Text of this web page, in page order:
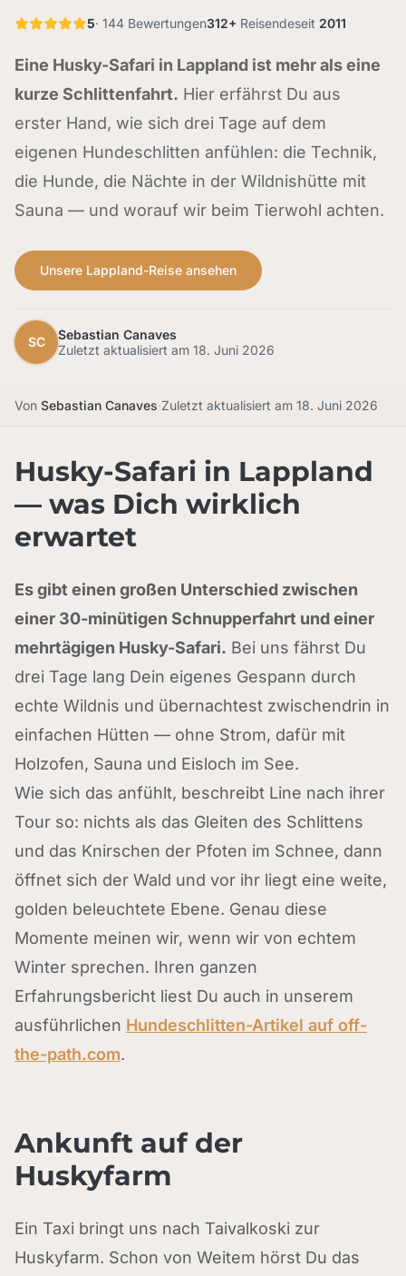
5· 144 Bewertungen312+ Reisendeseit 2011
Eine Husky-Safari in Lappland ist mehr als eine
kurze Schlittenfahrt. Hier erfährst Du aus
erster Hand, wie sich drei Tage auf dem
eigenen Hundeschlitten anfühlen: die Technik,
die Hunde, die Nächte in der Wildnishütte mit
Sauna — und worauf wir beim Tierwohl achten.
Unsere Lappland-Reise ansehen
SC
Sebastian Canaves
Zuletzt aktualisiert am 18. Juni 2026
Von Sebastian Canaves·Zuletzt aktualisiert am 18. Juni 2026
Husky-Safari in Lappland
— was Dich wirklich
erwartet
Es gibt einen großen Unterschied zwischen
einer 30-minütigen Schnupperfahrt und einer
mehrtägigen Husky-Safari. Bei uns fährst Du
drei Tage lang Dein eigenes Gespann durch
echte Wildnis und übernachtest zwischendrin in
einfachen Hütten — ohne Strom, dafür mit
Holzofen, Sauna und Eisloch im See.
Wie sich das anfühlt, beschreibt Line nach ihrer
Tour so: nichts als das Gleiten des Schlittens
und das Knirschen der Pfoten im Schnee, dann
öffnet sich der Wald und vor ihr liegt eine weite,
golden beleuchtete Ebene. Genau diese
Momente meinen wir, wenn wir von echtem
Winter sprechen. Ihren ganzen
Erfahrungsbericht liest Du auch in unserem
ausführlichen Hundeschlitten-Artikel auf off-
the-path.com.
Ankunft auf der
Huskyfarm
Ein Taxi bringt uns nach Taivalkoski zur
Huskyfarm. Schon von Weitem hörst Du das